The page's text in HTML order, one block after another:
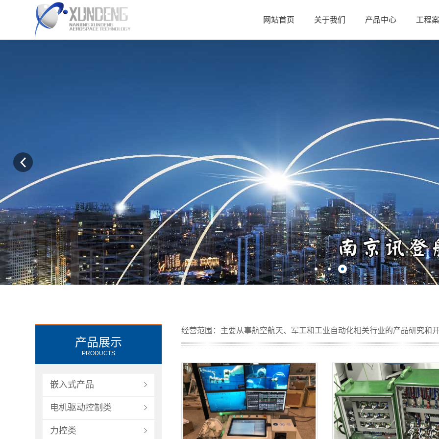
网站首页 关于我们 产品中心 工程
产品展示
PRODUCTS
嵌入式产品
电机驱动控制类
力控类
经营范围：主要从事航空航天、军工和工业自动化相关行业的产品研究和